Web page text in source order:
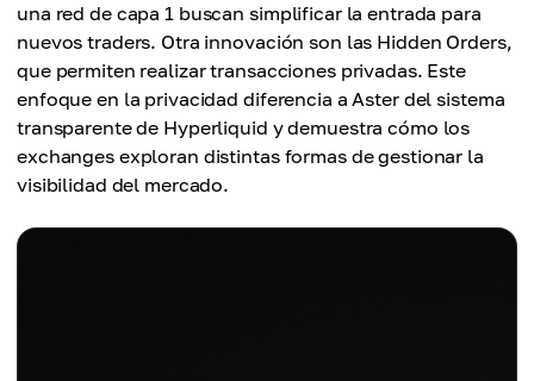
una red de capa 1 buscan simplificar la entrada para
nuevos traders. Otra innovación son las Hidden Orders,
que permiten realizar transacciones privadas. Este
enfoque en la privacidad diferencia a Aster del sistema
transparente de Hyperliquid y demuestra cómo los
exchanges exploran distintas formas de gestionar la
visibilidad del mercado.